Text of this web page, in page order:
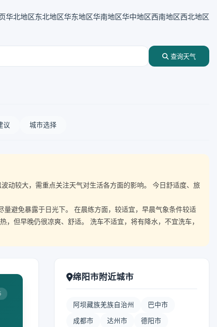
华北地区东北地区华东地区华南地区华中地区西南地区西北地区
查询天气
议 城市选择
较大，需重点关注天气对生活各方面的影响。 今日舒适度、旅
避免暴露于日光下。 在晨练方面，较适宜，早晨气象条件较适
但早晚仍很凉爽、舒适。 洗车不适宜，将有降水，不宜洗车，
绵阳市附近城市
阿坝藏族羌族自治州 巴中市
成都市 达州市 德阳市